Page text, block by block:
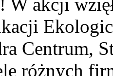
Centrum,
różnych